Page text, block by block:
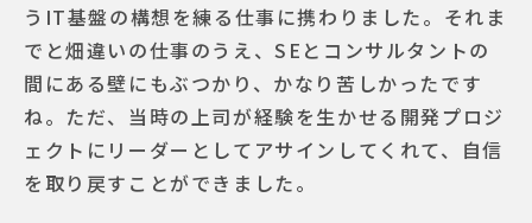
うIT基盤の構想を練る仕事に携わりました。それま
でと畑違いの仕事のうえ、SEとコンサルタントの
間にある壁にもぶつかり、かなり苦しかったです
ね。ただ、当時の上司が経験を生かせる開発プロジ
ェクトにリーダーとしてアサインしてくれて、自信
を取り戻すことができました。